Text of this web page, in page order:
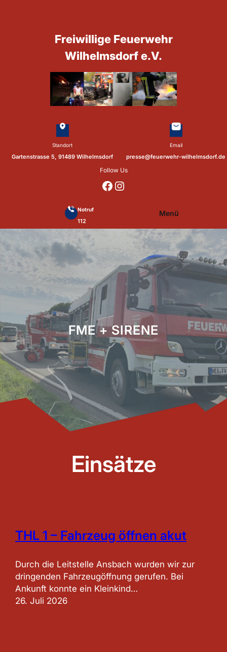
Standort
Gartenstrasse 5, 91489 Wilhelmsdorf
Freiwillige Feuerwehr
Wilhelmsdorf e.V.
Email
presse@feuerwehr-wilhelmsdorf.de
Follow Us
https://www.facebook.com/p/Feuerwehr-Wilhelmsdorf-Mfr-100041655560073/?locale=de_DE https://www.instagram.com/feuerwehr_wilhelmsdorf_mfr/
Notruf
112
Menü
FME + SIRENE
Einsätze
THL 1 – Fahrzeug öffnen akut
Durch die Leitstelle Ansbach wurden wir zur
dringenden Fahrzeugöffnung gerufen. Bei
Ankunft konnte ein Kleinkind…
26. Juli 2026